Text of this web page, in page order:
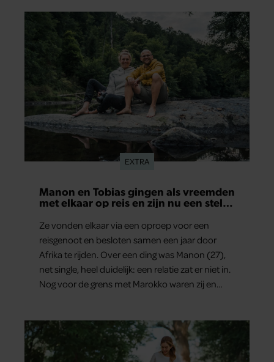
EXTRA
Manon en Tobias gingen als vreemden
met elkaar op reis en zijn nu een stel:
Ze vonden elkaar via een oproep voor een
reisgenoot en besloten samen een jaar door
Afrika te rijden. Over een ding was Manon (27),
net single, heel duidelijk: een relatie zat er niet in.
Nog voor de grens met Marokko waren zij en
zo stellig gezegd: dit wordt niets!”